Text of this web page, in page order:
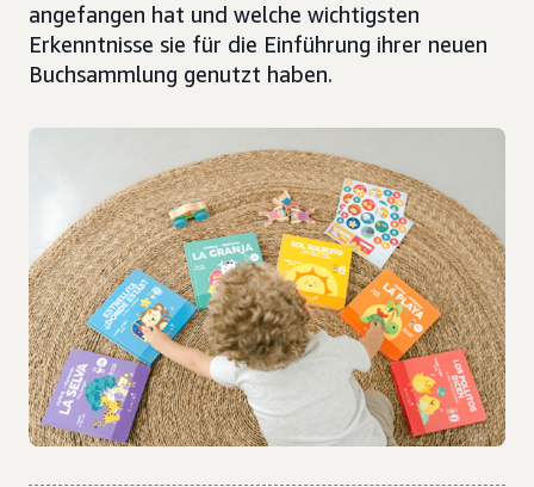
angefangen hat und welche wichtigsten
Erkenntnisse sie für die Einführung ihrer neuen
Buchsammlung genutzt haben.